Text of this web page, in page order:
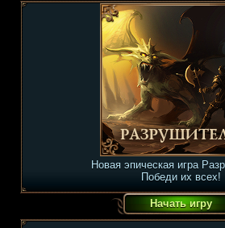
Новая эпическая игра
Победи их всех!